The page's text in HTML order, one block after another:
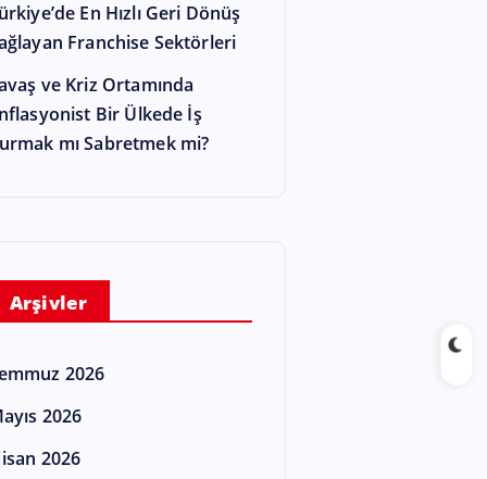
En Hızlı Geri Dönüş
Franchise Sektörleri
ve Kriz Ortamında
Bir Ülkede İş
mı Sabretmek mi?
Arşivler
2026
2026
2026